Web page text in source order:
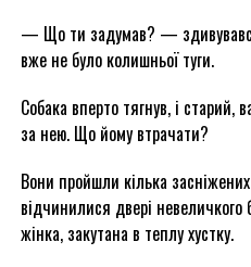
— Що ти задумав? —
вже не було колишньої туги.
Собака вперто тягнув, і старий,
за нею. Що йому втрачати?
Вони пройшли кілька
відчинилися двері невеличкого
жінка, закутана в теплу хустку.